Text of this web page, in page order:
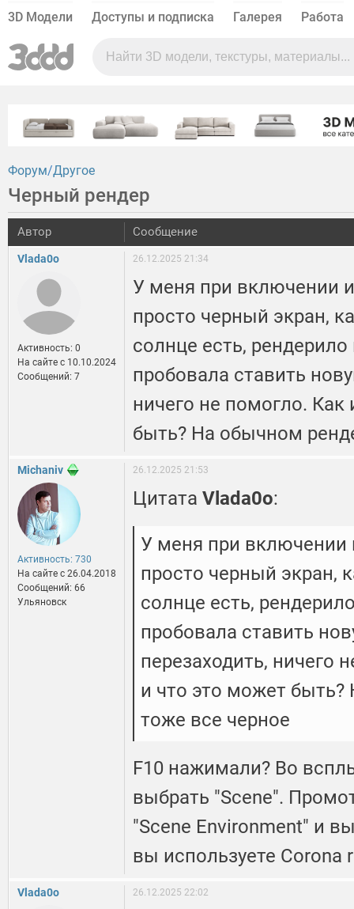
3D Модели Доступы и подписка Галерея Работа
Форум Другое
Черный рендер
Автор Сообщение
Vlada0o
Активность: 0
На сайте c 10.10.2024
Сообщений: 7
26.12.2025 21:34
У меня при включении
просто черный экран,
солнце есть, рендерило
пробовала ставить
ничего не помогло.
быть? На обычном
Michaniv
Активность: 730
На сайте c 26.04.2018
Сообщений: 66
Ульяновск
26.12.2025 21:53
Цитата Vlada0o:
У меня при включении
просто черный экран,
солнце есть,
пробовала ставить
перезаходить, ничего
и что это может
тоже все черное
F10 нажимали? Во
выбрать "Scene".
"Scene Environment" и
вы используете Corona
Vlada0o 26.12.2025 22:02